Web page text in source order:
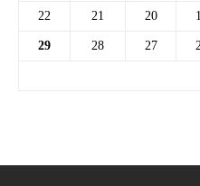
20
21
22
27
28
29